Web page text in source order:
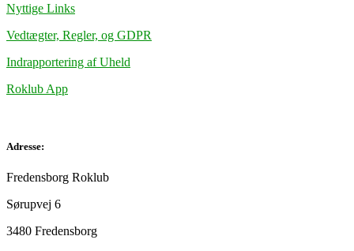
Nyttige Links
Vedtægter, Regler, og GDPR
Indrapportering af Uheld
Roklub App
Adresse:
Fredensborg Roklub
Sørupvej 6
3480 Fredensborg